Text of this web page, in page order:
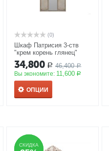
(0)
Шкаф Патрисия 3-ств
"крем корень глянец"
АКЦИЯ
34,800 Р 46,400 Р
Вы экономите: 11,600 Р
ОПЦИИ
СКИДКА
СКИДКА